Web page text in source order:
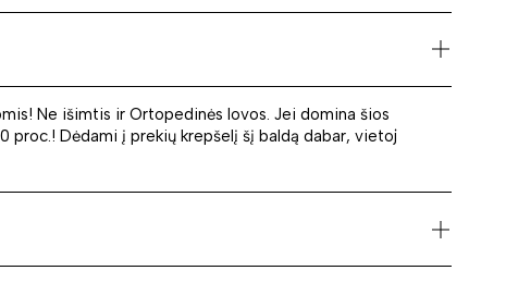
Ne išimtis ir Ortopedinės lovos. Jei domina šios
proc.! Dėdami į prekių krepšelį šį baldą dabar, vietoj